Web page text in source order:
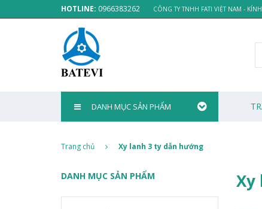
HOTLINE: 0966383262 CÔNG TY TNHH FATI VIỆT NAM -
DANH MỤC SẢN PHẨM
Trang chủ Xy lanh 3 ty dẫn hướng
DANH MỤC SẢN PHẨM Xy